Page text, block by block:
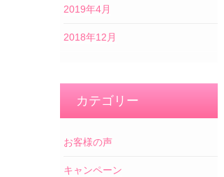
2019年4月
2018年12月
カテゴリー
お客様の声
キャンペーン